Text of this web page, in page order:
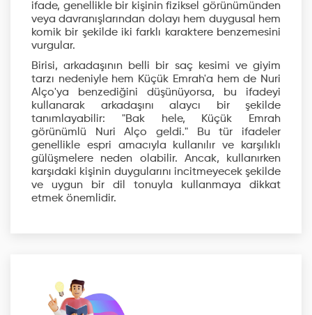
ifade, genellikle bir kişinin fiziksel görünümünden
veya davranışlarından dolayı hem duygusal hem
komik bir şekilde iki farklı karaktere benzemesini
vurgular.
Birisi, arkadaşının belli bir saç kesimi ve giyim
tarzı nedeniyle hem Küçük Emrah'a hem de Nuri
Alço'ya benzediğini düşünüyorsa, bu ifadeyi
kullanarak arkadaşını alaycı bir şekilde
tanımlayabilir: "Bak hele, Küçük Emrah
görünümlü Nuri Alço geldi." Bu tür ifadeler
genellikle espri amacıyla kullanılır ve karşılıklı
gülüşmelere neden olabilir. Ancak, kullanırken
karşıdaki kişinin duygularını incitmeyecek şekilde
ve uygun bir dil tonuyla kullanmaya dikkat
etmek önemlidir.